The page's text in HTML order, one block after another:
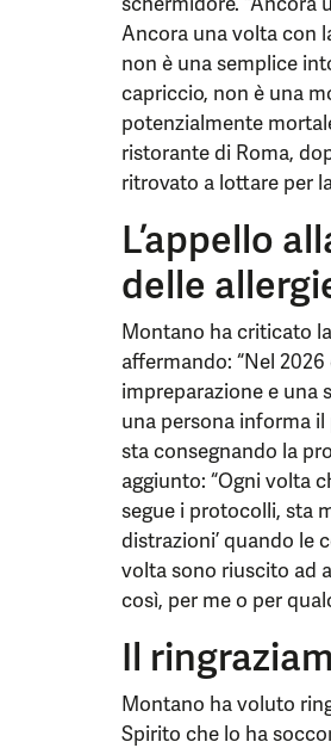
Ancora una volta con
non è una semplice
capriccio, non è una
potenzialmente
ristorante di Roma,
ritrovato a lottare per
L’appello
delle
Montano ha criticato
affermando: “Nel
impreparazione e una
una persona informa il
sta consegnando la
aggiunto: “Ogni volta
segue i protocolli, sta
distrazioni’ quando le
volta sono riuscito ad
così, per me o per
Il
Montano ha voluto
Spirito che lo ha